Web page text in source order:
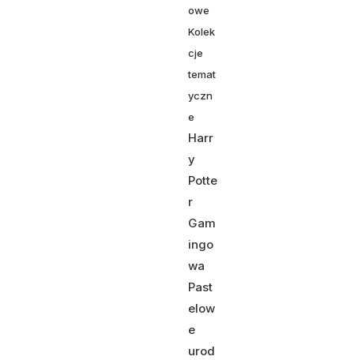
owe
Kolek
cje
temat
yczn
e
Harr
y
Potte
r
Gam
ingo
wa
Past
elow
e
urod